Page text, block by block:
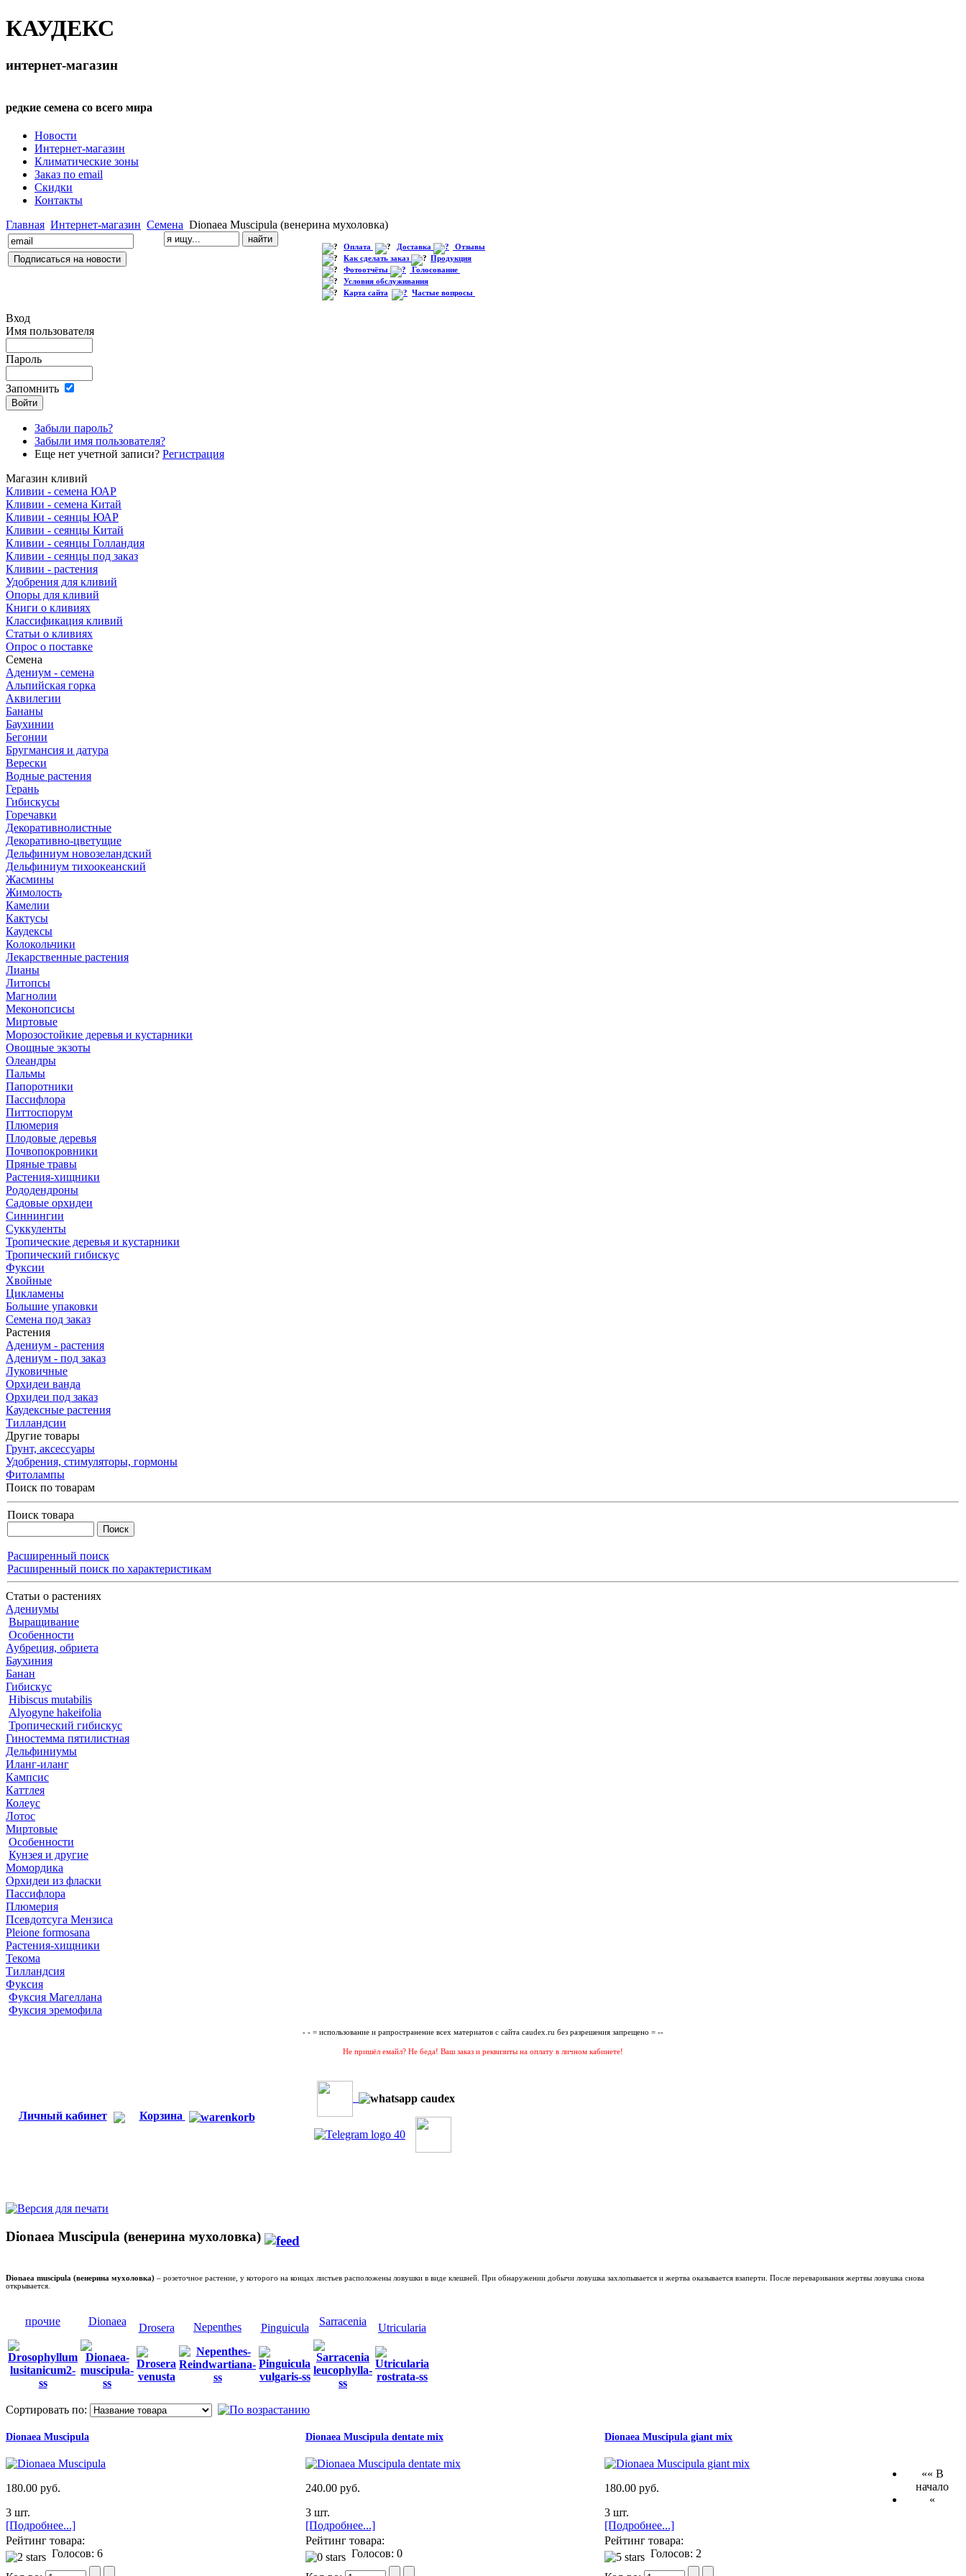
КАУДЕКС
интернет-магазин
редкие семена со всего мира
Новости
Интернет-магазин
Климатические зоны
Заказ по email
Скидки
Контакты
Главная Интернет-магазин Семена Dionaea Muscipula (венерина мухоловка)
Оплата Доставка
Отзывы
Как сделать заказ
Продукция
Фотоотчёты
Голосование
Условия обслуживания
Карта сайта
Частые вопросы
Вход
Имя пользователя
Пароль
Запомнить
Забыли пароль?
Забыли имя пользователя?
Еще нет учетной записи? Регистрация
Магазин кливий
Кливии - семена ЮАР
Кливии - семена Китай
Кливии - сеянцы ЮАР
Кливии - сеянцы Китай
Кливии - сеянцы Голландия
Кливии - сеянцы под заказ
Кливии - растения
Удобрения для кливий
Опоры для кливий
Книги о кливиях
Классификация кливий
Статьи о кливиях
Опрос о поставке
Семена
Адениум - семена
Альпийская горка
Аквилегии
Бананы
Баухинии
Бегонии
Бругмансия и датура
Верески
Водные растения
Герань
Гибискусы
Горечавки
Декоративнолистные
Декоративно-цветущие
Дельфиниум новозеландский
Дельфиниум тихоокеанский
Жасмины
Жимолость
Камелии
Кактусы
Каудексы
Колокольчики
Лекарственные растения
Лианы
Литопсы
Магнолии
Меконопсисы
Миртовые
Морозостойкие деревья и кустарники
Овощные экзоты
Олеандры
Пальмы
Папоротники
Пассифлора
Питтоспорум
Плюмерия
Плодовые деревья
Почвопокровники
Пряные травы
Растения-хищники
Рододендроны
Садовые орхидеи
Синнингии
Суккуленты
Тропические деревья и кустарники
Тропический гибискус
Фуксии
Хвойные
Цикламены
Большие упаковки
Семена под заказ
Растения
Адениум - растения
Адениум - под заказ
Луковичные
Орхидеи ванда
Орхидеи под заказ
Каудексные растения
Тилландсии
Другие товары
Грунт, аксессуары
Удобрения, стимуляторы, гормоны
Фитолампы
Поиск по товарам
Поиск товара
Расширенный поиск
Расширенный поиск по характеристикам
Статьи о растениях
Адениумы
Выращивание
Особенности
Аубреция, обриета
Баухиния
Банан
Гибискус
Hibiscus mutabilis
Alyogyne hakeifolia
Тропический гибискус
Гиностемма пятилистная
Дельфиниумы
Иланг-иланг
Кампсис
Каттлея
Колеус
Лотос
Миртовые
Особенности
Кунзея и другие
Момордика
Орхидеи из фласки
Пассифлора
Плюмерия
Псевдотсуга Мензиса
Pleione formosana
Растения-хищники
Текома
Тилландсия
Фуксия
Фуксия Магеллана
Фуксия эремофила
- - = использование и рапространение всех материатов с сайта caudex.ru без разрешения запрещено = --
Не пришёл емайл? Не беда! Ваш заказ и реквизиты на оплату в личном кабинете!
Личный кабинет Корзина
Dionaea Muscipula (венерина мухоловка)
Dionaea muscipula (венерина мухоловка) – розеточное растение, у которого на концах листьев расположены ловушки в виде клешней. При обнаружении добычи ловушка захлопывается и жертва оказывается взаперти. После переваривания жертвы ловушка снова
открывается.
прочие Dionaea
Drosera Nepenthes Pinguicula
Sarracenia
Utricularia
Сортировать по:
Dionaea Muscipula
180.00 руб.
3 шт.
[Подробнее...]
Рейтинг товара:
Голосов: 6
Dionaea Muscipula dentate mix
240.00 руб.
3 шт.
[Подробнее...]
Рейтинг товара:
Голосов: 0
Dionaea Muscipula giant mix
180.00 руб.
3 шт.
[Подробнее...]
Рейтинг товара:
Голосов: 2
«« В
начало
«